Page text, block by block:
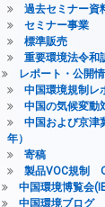
過去セミナー資
セミナー事業
標準販売
重要環境法令和
レポート・公開
中国環境規制レ
中国の気候変動
中国および京津
年）
寄稿
製品VOC規制
中国環境博覧会
中国環境ブログ